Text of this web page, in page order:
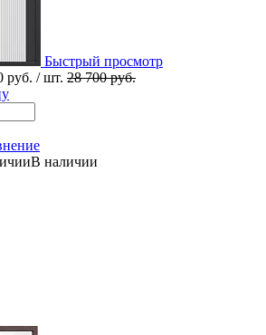
Быстрый просмотр
руб. / шт. 28 700 руб.
В наличии